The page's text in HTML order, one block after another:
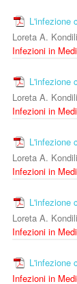
L'infezione
Loreta A. Kondili
Infezioni in
L'infezione
Loreta A. Kondili
Infezioni in
L'infezione
Loreta A. Kondili
Infezioni in
L'infezione
Loreta A. Kondili
Infezioni in
L'infezione
Infezioni in